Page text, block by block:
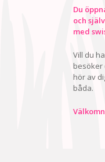
Du
och
med
Vill du
besöker
hör av
båda.